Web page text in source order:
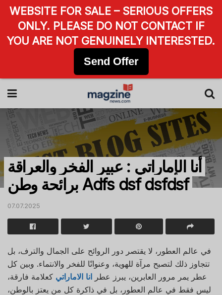
أنا الإماراتي : عبير الفخر والعراقة
برائحة وطن Adfs dsf dsfdsf
07.07.2025
في عالم العطور، لا يقتصر دور الروائح على الجمال والترف، بل
تتجاوز ذلك لتصبح مرآة للهوية، وعنوانًا للفخر والانتماء. وبين كل
عطر يمر مرور العابرين، يبرز عطر انا الاماراتي كعلامة فارقة،
ليس فقط في عالم العطور، بل في ذاكرة كل من يعتز بالوطن،
WEBSITE FOR SALE – SERIOUS OFFERS
ONLY. PLEASE DO NOT CONTACT IF
YOU ARE NOT GENUINELY INTERESTED.
Send Offer